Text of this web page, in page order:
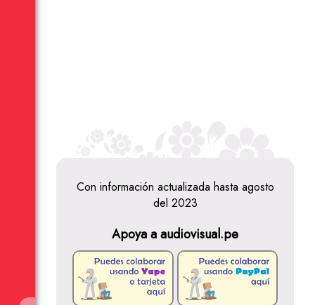
Con información actualizada hasta agosto
del 2023
Apoya a audiovisual.pe